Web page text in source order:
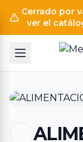
Cerrado por
ver el